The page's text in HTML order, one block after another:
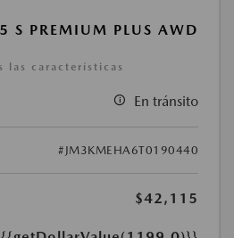
S PREMIUM PLUS AWD
las características
En tránsito
#JM3KMEHA6T0190440
$42,115